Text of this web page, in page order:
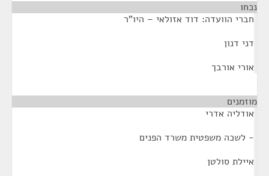
נכחו
חברי הוועדה: דוד אזולאי – היו"ר
דני דנון
אורי אורבך
מוזמנים
אודליה אדרי
- לשכה משפטית משרד הפנים
איילת סולטן